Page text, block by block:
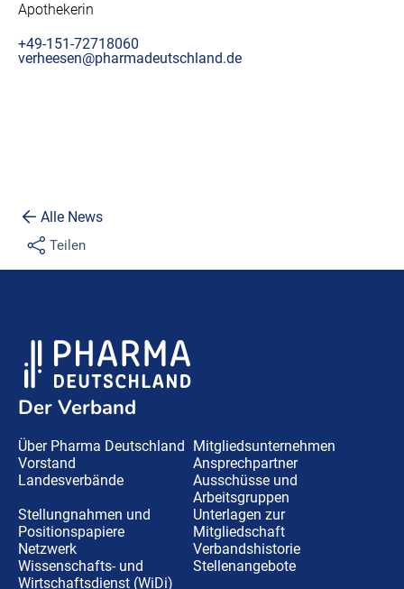
Apothekerin
+49-151-72718060
verheesen@pharmadeutschland.de
Alle News
Teilen
Der Verband
Über Pharma Deutschland
Mitgliedsunternehmen
Vorstand
Ansprechpartner
Landesverbände
Ausschüsse und
Arbeitsgruppen
Stellungnahmen und
Positionspapiere
Unterlagen zur
Mitgliedschaft
Netzwerk
Verbandshistorie
Wissenschafts- und
Wirtschaftsdienst (WiDi)
Stellenangebote